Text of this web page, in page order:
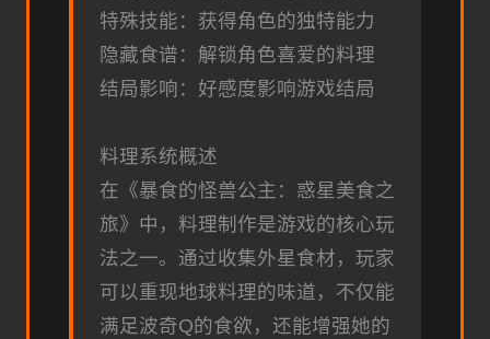
特殊技能：获得角色的独特能力
隐藏食谱：解锁角色喜爱的料理
结局影响：好感度影响游戏结局
料理系统概述
在《暴食的怪兽公主：惑星美食之
旅》中，料理制作是游戏的核心玩
法之一。通过收集外星食材，玩家
可以重现地球料理的味道，不仅能
满足波奇Q的食欲，还能增强她的